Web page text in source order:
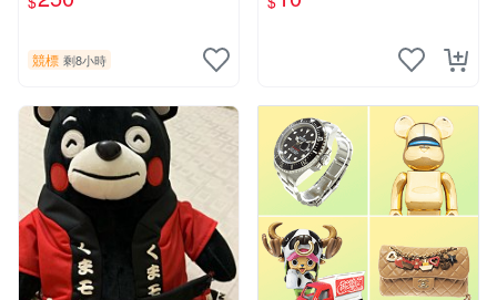
競標 剩8小時
物玩具 1120929